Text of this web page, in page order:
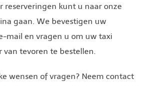
reserveringen kunt u naar onze
gaan. We bevestigen uw
mail en vragen u om uw taxi
van tevoren te bestellen.
wensen of vragen? Neem contact